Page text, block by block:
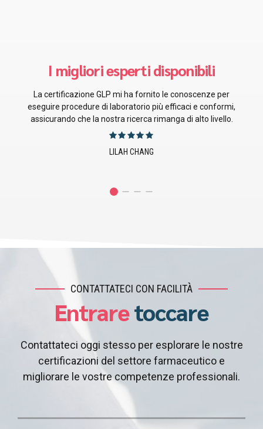
Le persone migliori per me!
La certificazione GMP mi ha fornito conoscenze preziose
sulle pratiche di produzione che hanno migliorato
direttamente i nostri processi produttivi e la conformità.
JUSTIN EMERSON
CONTATTATECI CON FACILITÀ
Entraretoccare
Contattateci oggi stesso per esplorare le nostre
certificazioni del settore farmaceutico e
migliorare le vostre competenze professionali.